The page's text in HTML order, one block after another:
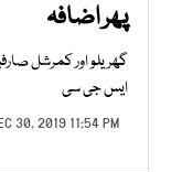
پھر اضافہ
گھریلو اور کمرشل
ایس جی سی
30, 2019 11:54 PM |